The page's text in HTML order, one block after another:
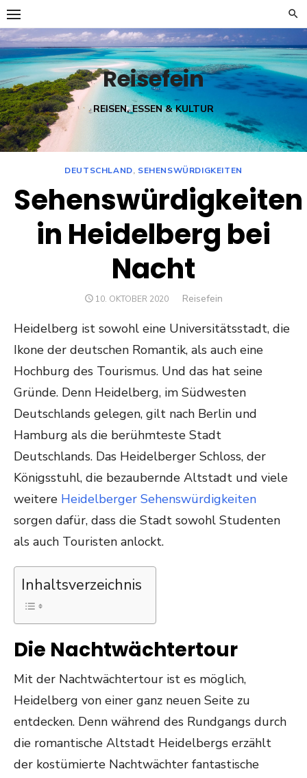
Skip
to
content
Reisefein
REISEN, ESSEN & KULTUR
DEUTSCHLAND, SEHENSWÜRDIGKEITEN
Sehenswürdigkeiten
in Heidelberg bei
Nacht
POSTED
10. OKTOBER 2020 Author
Reisefein
Heidelberg ist sowohl eine Universitätsstadt, die
Ikone der deutschen Romantik, als auch eine
Hochburg des Tourismus. Und das hat seine
Gründe. Denn Heidelberg, im Südwesten
Deutschlands gelegen, gilt nach Berlin und
Hamburg als die berühmteste Stadt
Deutschlands. Das Heidelberger Schloss, der
Königsstuhl, die bezaubernde Altstadt und viele
weitere Heidelberger Sehenswürdigkeiten
sorgen dafür, dass die Stadt sowohl Studenten
als auch Touristen anlockt.
Inhaltsverzeichnis
Die Nachtwächtertour
Mit der Nachtwächtertour ist es möglich,
Heidelberg von einer ganz neuen Seite zu
entdecken. Denn während des Rundgangs durch
die romantische Altstadt Heidelbergs erzählt
der kostümierte Nachtwächter fantastische